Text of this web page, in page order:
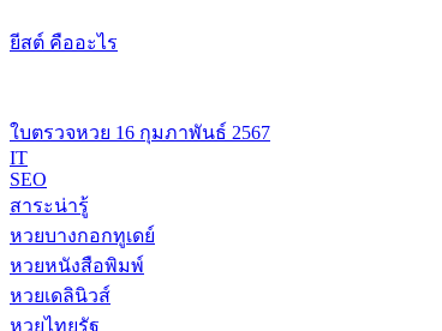
ยีสต์ คืออะไร
ใบตรวจหวย 16 กุมภาพันธ์ 2567
IT
SEO
สาระน่ารู้
หวยบางกอกทูเดย์
หวยหนังสือพิมพ์
หวยเดลินิวส์
หวยไทยรัฐ